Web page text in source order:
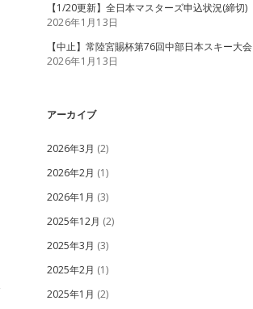
【1/20更新】全日本マスターズ申込状況(締切)
2026年1月13日
【中止】常陸宮賜杯第76回中部日本スキー大会
2026年1月13日
アーカイブ
2026年3月 (2)
2026年2月 (1)
2026年1月 (3)
2025年12月 (2)
2025年3月 (3)
2025年2月 (1)
2025年1月 (2)